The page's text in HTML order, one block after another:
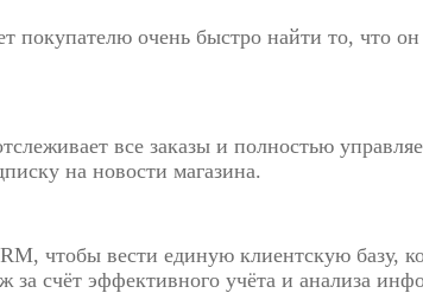
очень быстро найти то, что
все заказы и полностью
на новости магазина.
чтобы вести единую клиентскую базу,
за счёт эффективного учёта и анализа